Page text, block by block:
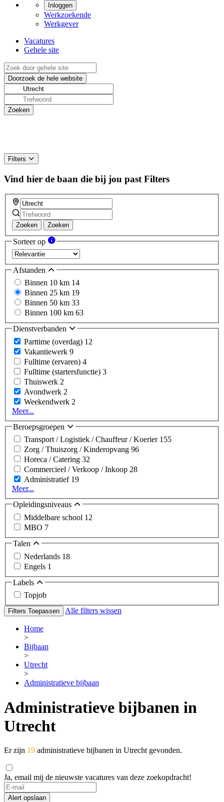
Inloggen
Werkzoekende
Werkgever
Vacatures
Gehele site
Filters
Vind hier de baan die bij jou past Filters
Zoeken Zoeken
Sorteer op
Afstanden
Binnen 10 km 14
Binnen 25 km 19
Binnen 50 km 33
Binnen 100 km 63
Dienstverbanden
Parttime (overdag) 12
Vakantiewerk 9
Fulltime (ervaren) 4
Fulltime (startersfunctie) 3
Thuiswerk 2
Avondwerk 2
Weekendwerk 2
Meer...
Beroepsgroepen
Transport / Logistiek / Chauffeur / Koerier 155
Zorg / Thuiszorg / Kinderopvang 96
Horeca / Catering 32
Commercieel / Verkoop / Inkoop 28
Administratief 19
Meer...
Opleidingsniveaus
Middelbare school 12
MBO 7
Talen
Nederlands 18
Engels 1
Labels
Topjob
Filters Toepassen Alle filters wissen
Home
>
Bijbaan
>
Utrecht
>
Administratieve bijbaan
Administratieve bijbanen in
Utrecht
Er zijn 19 administratieve bijbanen in Utrecht gevonden.
Ja, email mij de nieuwste vacatures van deze zoekopdracht!
Alert opslaan